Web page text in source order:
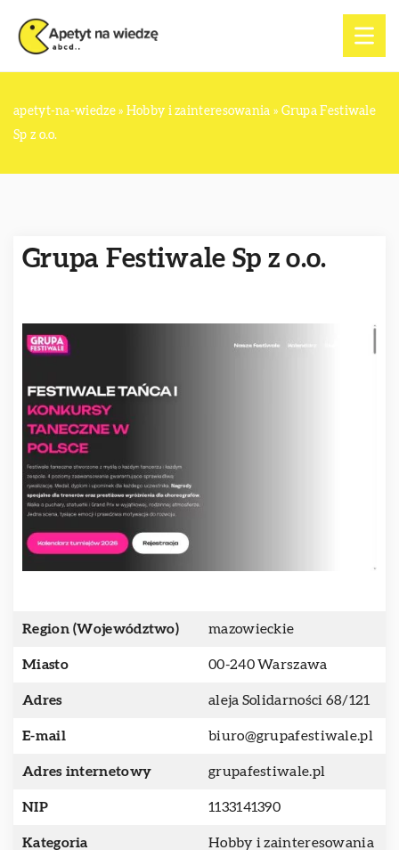
apetyt-na-wiedze» Hobby i zainteresowania » Grupa Festiwale
Sp z o.o.
Grupa Festiwale Sp z o.o.
Region (Województwo) mazowieckie
Miasto 00-240 Warszawa
Adres aleja Solidarności 68/121
E-mail biuro@grupafestiwale.pl
Adres internetowy grupafestiwale.pl
NIP 1133141390
Kategoria Hobby i zainteresowania